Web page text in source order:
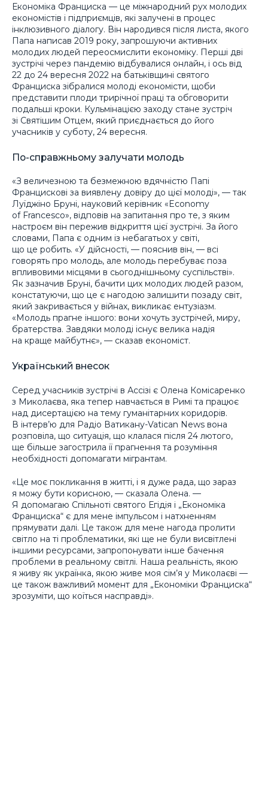
Економіка Франциска — це міжнародний рух молодих
економістів і підприємців, які залучені в процес
інклюзивного діалогу. Він народився після листа, якого
Папа написав 2019 року, запрошуючи активних
молодих людей переосмислити економіку. Перші дві
зустрічі через пандемію відбувалися онлайн, і ось від
22 до 24 вересня 2022 на батьківщині святого
Франциска зібралися молоді економісти, щоби
представити плоди трирічної праці та обговорити
подальші кроки. Кульмінацією заходу стане зустріч
зі Святішим Отцем, який приєднається до його
учасників у суботу, 24 вересня.
По-справжньому залучати молодь
«З величезною та безмежною вдячністю Папі
Францискові за виявлену довіру до цієї молоді», — так
Луїджіно Бруні, науковий керівник «Economy
of Francesco», відповів на запитання про те, з яким
настроєм він пережив відкриття цієї зустрічі. За його
словами, Папа є одним із небагатьох у світі,
що це робить. «У дійсності, — пояснив він, — всі
говорять про молодь, але молодь перебуває поза
впливовими місцями в сьогоднішньому суспільстві».
Як зазначив Бруні, бачити цих молодих людей разом,
констатуючи, що це є нагодою залишити позаду світ,
який закривається у війнах, викликає ентузіазм.
«Молодь прагне іншого: вони хочуть зустрічей, миру,
братерства. Завдяки молоді існує велика надія
на краще майбутнє», — сказав економіст.
Український внесок
Серед учасників зустрічі в Ассізі є Олена Комісаренко
з Миколаєва, яка тепер навчається в Римі та працює
над дисертацією на тему гуманітарних коридорів.
В інтерв’ю для Радіо Ватикану-Vatican News вона
розповіла, що ситуація, що клалася після 24 лютого,
ще більше загострила її прагнення та розуміння
необхідності допомагати мігрантам.
«Це моє покликання в житті, і я дуже рада, що зараз
я можу бути корисною, — сказала Олена. —
Я допомагаю Спільноті святого Егідія і „Економіка
Франциска“ є для мене імпульсом і натхненням
прямувати далі. Це також для мене нагода пролити
світло на ті проблематики, які ще не були висвітлені
іншими ресурсами, запропонувати інше бачення
проблеми в реальному світлі. Наша реальність, якою
я живу як українка, якою живе моя сім’я у Миколаєві —
це також важливий момент для „Економіки Франциска“
зрозуміти, що коїться насправді».